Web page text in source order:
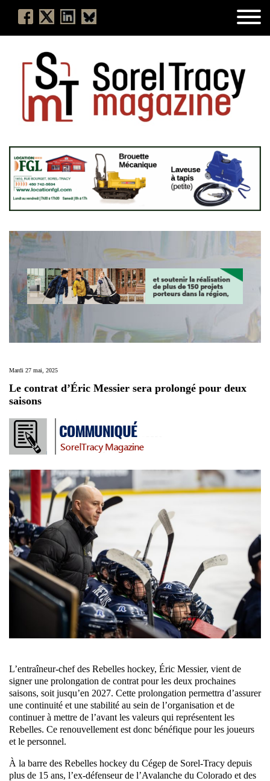
Mardi 27 mai, 2025
Le contrat d’Éric Messier sera prolongé pour deux
saisons
L’entraîneur-chef des Rebelles hockey, Éric Messier, vient de
signer une prolongation de contrat pour les deux prochaines
saisons, soit jusqu’en 2027. Cette prolongation permettra d’assurer
une continuité et une stabilité au sein de l’organisation et de
continuer à mettre de l’avant les valeurs qui représentent les
Rebelles. Ce renouvellement est donc bénéfique pour les joueurs
et le personnel.
À la barre des Rebelles hockey du Cégep de Sorel-Tracy depuis
plus de 15 ans, l’ex-défenseur de l’Avalanche du Colorado et des